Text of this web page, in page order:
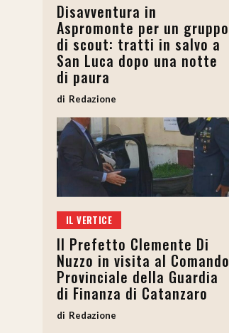
Disavventura in
Aspromonte per un gruppo
di scout: tratti in salvo a
San Luca dopo una notte
di paura
Redazione
IL VERTICE
Il Prefetto Clemente Di
Nuzzo in visita al Comando
Provinciale della Guardia
di Finanza di Catanzaro
Redazione